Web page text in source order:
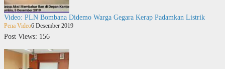
Video: PLN Bombana Didemo Warga Gegara Kerap Padamkan Listrik
Pena Video6 Desember 2019
Post Views: 156